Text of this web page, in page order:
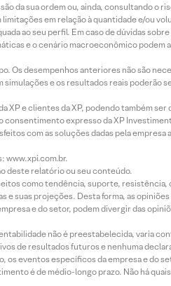
da sua ordem ou, ainda, consultando o
em relação à quantidade e/ou
ao seu perfil. Em caso de dúvidas
e o cenário macroeconômico podem
Os desempenhos anteriores não são
e os resultados reais poderão
e clientes da XP, podendo também ser
consentimento expresso da XP
com as soluções dadas pela empresa
www.xpi.com.br.
deste relatório ou seu conteúdo.
como tendência, suporte, resistência,
e suas projeções. Desta forma, as
e do setor, podem divergir das
não é preestabelecida, varia
de resultados futuros e nenhuma
os eventos específicos da empresa e do
é de médio-longo prazo. Não há